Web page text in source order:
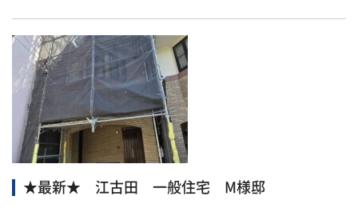
★最新★ 江古田 一般住宅 M様邸